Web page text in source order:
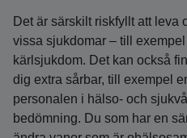
Det är särskilt riskfyllt att leva
vissa sjukdomar – till
kärlsjukdom. Det kan också
dig extra sårbar, till exempel
personalen i hälso- och
bedömning. Du som har en